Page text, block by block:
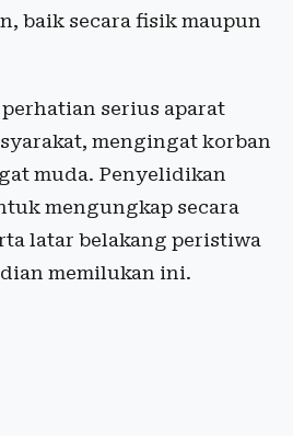
baik secara fisik maupun
serius aparat
mengingat korban
muda. Penyelidikan
mengungkap secara
latar belakang peristiwa
memilukan ini.